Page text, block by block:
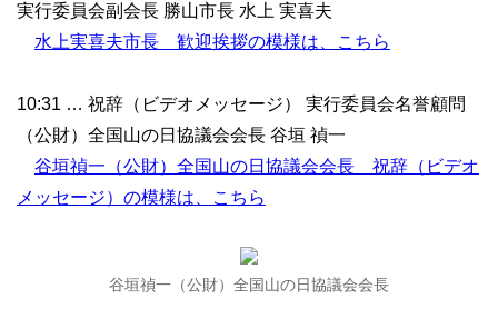
実行委員会副会長 勝山市長 水上 実喜夫
水上実喜夫市長 歓迎挨拶の模様は、こちら
10:31 … 祝辞（ビデオメッセージ） 実行委員会名誉顧問
（公財）全国山の日協議会会長 谷垣 禎一
谷垣禎一（公財）全国山の日協議会会長 祝辞（ビデオ
メッセージ）の模様は、こちら
谷垣禎一（公財）全国山の日協議会会長